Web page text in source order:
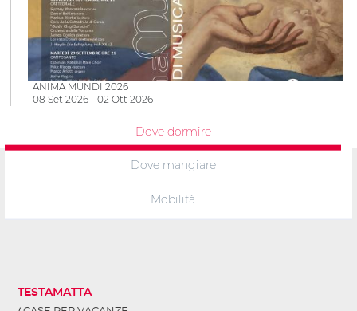
ANIMA MUNDI 2026
08 Set 2026 - 02 Ott 2026
Dove dormire
Dove mangiare
Mobilità
TESTAMATTA